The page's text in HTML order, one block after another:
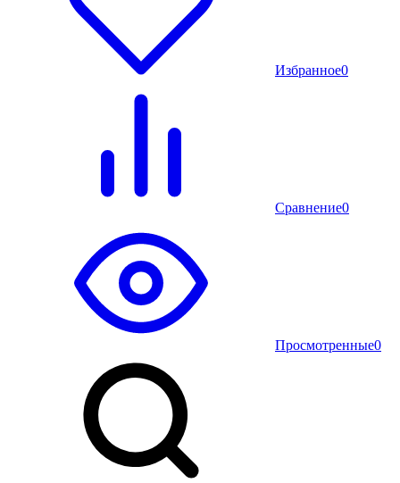
Избранное0
Сравнение0
Просмотренные0